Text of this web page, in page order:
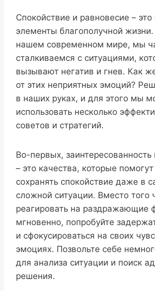
Спокойствие и равновесие –
элементы благополучной
нашем современном мире, мы
сталкиваемся с ситуациями,
вызывают негатив и гнев. Как
от этих неприятных эмоций?
в наших руках, и для этого мы
использовать несколько
советов и стратегий.
Во-первых, заинтересованность
– это качества, которые
сохранять спокойствие даже в
сложной ситуации. Вместо того
реагировать на раздражающие
мгновенно, попробуйте
и сфокусироваться на своих
эмоциях. Позвольте себе
для анализа ситуации и поиск
решения.